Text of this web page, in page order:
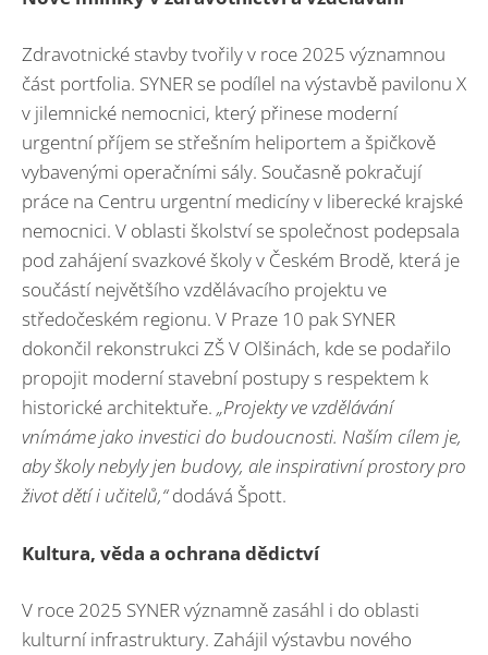
Zdravotnické stavby tvořily v roce 2025 významnou
část portfolia. SYNER se podílel na výstavbě pavilonu X
v jilemnické nemocnici, který přinese moderní
urgentní příjem se střešním heliportem a špičkově
vybavenými operačními sály. Současně pokračují
práce na Centru urgentní medicíny v liberecké krajské
nemocnici. V oblasti školství se společnost podepsala
pod zahájení svazkové školy v Českém Brodě, která je
součástí největšího vzdělávacího projektu ve
středočeském regionu. V Praze 10 pak SYNER
dokončil rekonstrukci ZŠ V Olšinách, kde se podařilo
propojit moderní stavební postupy s respektem k
historické architektuře. „Projekty ve vzdělávání
vnímáme jako investici do budoucnosti. Naším cílem je,
aby školy nebyly jen budovy, ale inspirativní prostory pro
život dětí i učitelů,“dodává Špott.
Kultura, věda a ochrana dědictví
V roce 2025 SYNER významně zasáhl i do oblasti
kulturní infrastruktury. Zahájil výstavbu nového